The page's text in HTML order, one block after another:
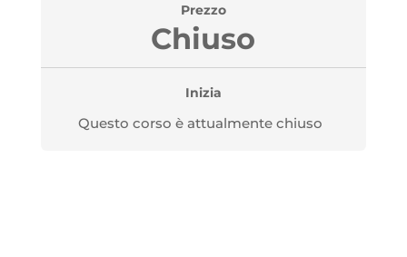
Prezzo
Chiuso
Inizia
Questo corso è attualmente chiuso